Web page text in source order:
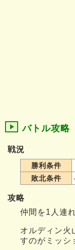
バトル攻略
戦況
勝利条件
敗北条件
-
攻略
仲間を1人連
オルディン火
すのがミッシ